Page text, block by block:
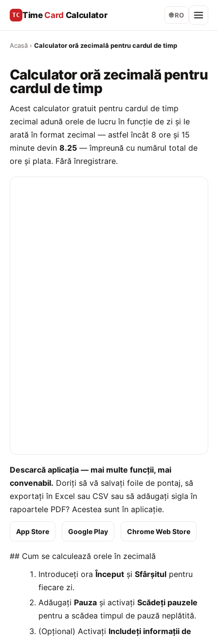
TC Time Card Calculator 🌐 RO
Acasă › Calculator oră zecimală pentru cardul de timp
Calculator oră zecimală pentru
cardul de timp
Acest calculator gratuit pentru cardul de timp
zecimal adună orele de lucru în funcție de zi și le
arată în format zecimal — astfel încât 8 ore și 15
minute devin 8.25 — împreună cu numărul total de
ore și plata. Fără înregistrare.
Descarcă aplicația — mai multe funcții, mai
convenabil. Doriți să vă salvați foile de pontaj, să
exportați în Excel sau CSV sau să adăugați sigla în
rapoartele PDF? Acestea sunt în aplicație.
App Store Google Play Chrome Web Store
## Cum se calculează orele în zecimală
Introduceți oraÎnceput șiSfârșitul pentru
fiecare zi.
Adăugați Pauza și activațiScădeți pauzele
pentru a scădea timpul de pauză neplătită.
(Opțional) Activați Includeți informații de